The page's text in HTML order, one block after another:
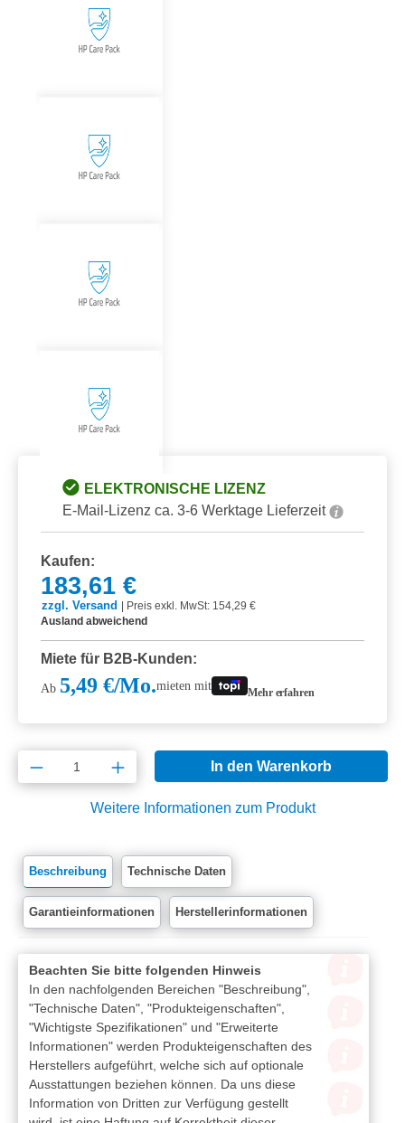
ELEKTRONISCHE LIZENZ
E-Mail-Lizenz ca. 3-6 Werktage Lieferzeit
Kaufen:
183,61 €
zzgl. Versand
Preis exkl. MwSt: 154,29 €
Ausland abweichend
Miete für B2B-Kunden:
Ab 5,49 €/Mo.mieten mit Mehr erfahren
Produkt Anzahl: Gib den gewünschten
In den Warenkorb
Weitere Informationen zum Produkt
Beschreibung Technische Daten
Garantieinformationen Herstellerinformationen
Beachten Sie bitte folgenden Hinweis
In den nachfolgenden Bereichen "Beschreibung",
"Technische Daten", "Produkteigenschaften",
"Wichtigste Spezifikationen" und "Erweiterte
Informationen" werden Produkteigenschaften des
Herstellers aufgeführt, welche sich auf optionale
Ausstattungen beziehen können. Da uns diese
Information von Dritten zur Verfügung gestellt